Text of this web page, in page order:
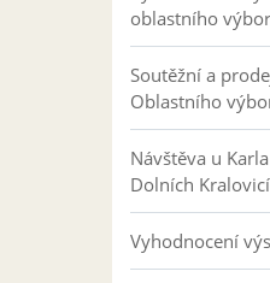
oblastního
Soutěžní a
Oblastního
Návštěva u
Dolních
Vyhodnocení